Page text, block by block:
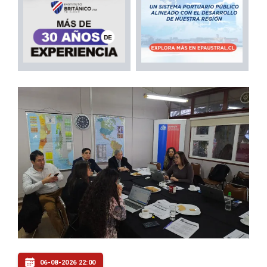
06-08-2026 22:00